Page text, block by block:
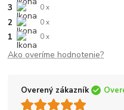
3 0 x
2 0 x
1 0 x
Ako overíme hodnotenie?
Overený zákazník